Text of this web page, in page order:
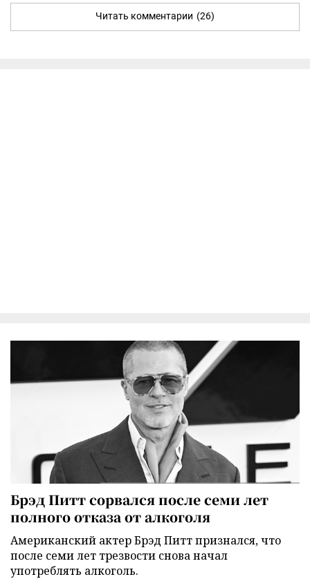
Читать комментарии (26)
Брэд Питт сорвался после семи лет
полного отказа от алкоголя
Американский актер Брэд Питт признался, что
после семи лет трезвости снова начал
употреблять алкоголь.